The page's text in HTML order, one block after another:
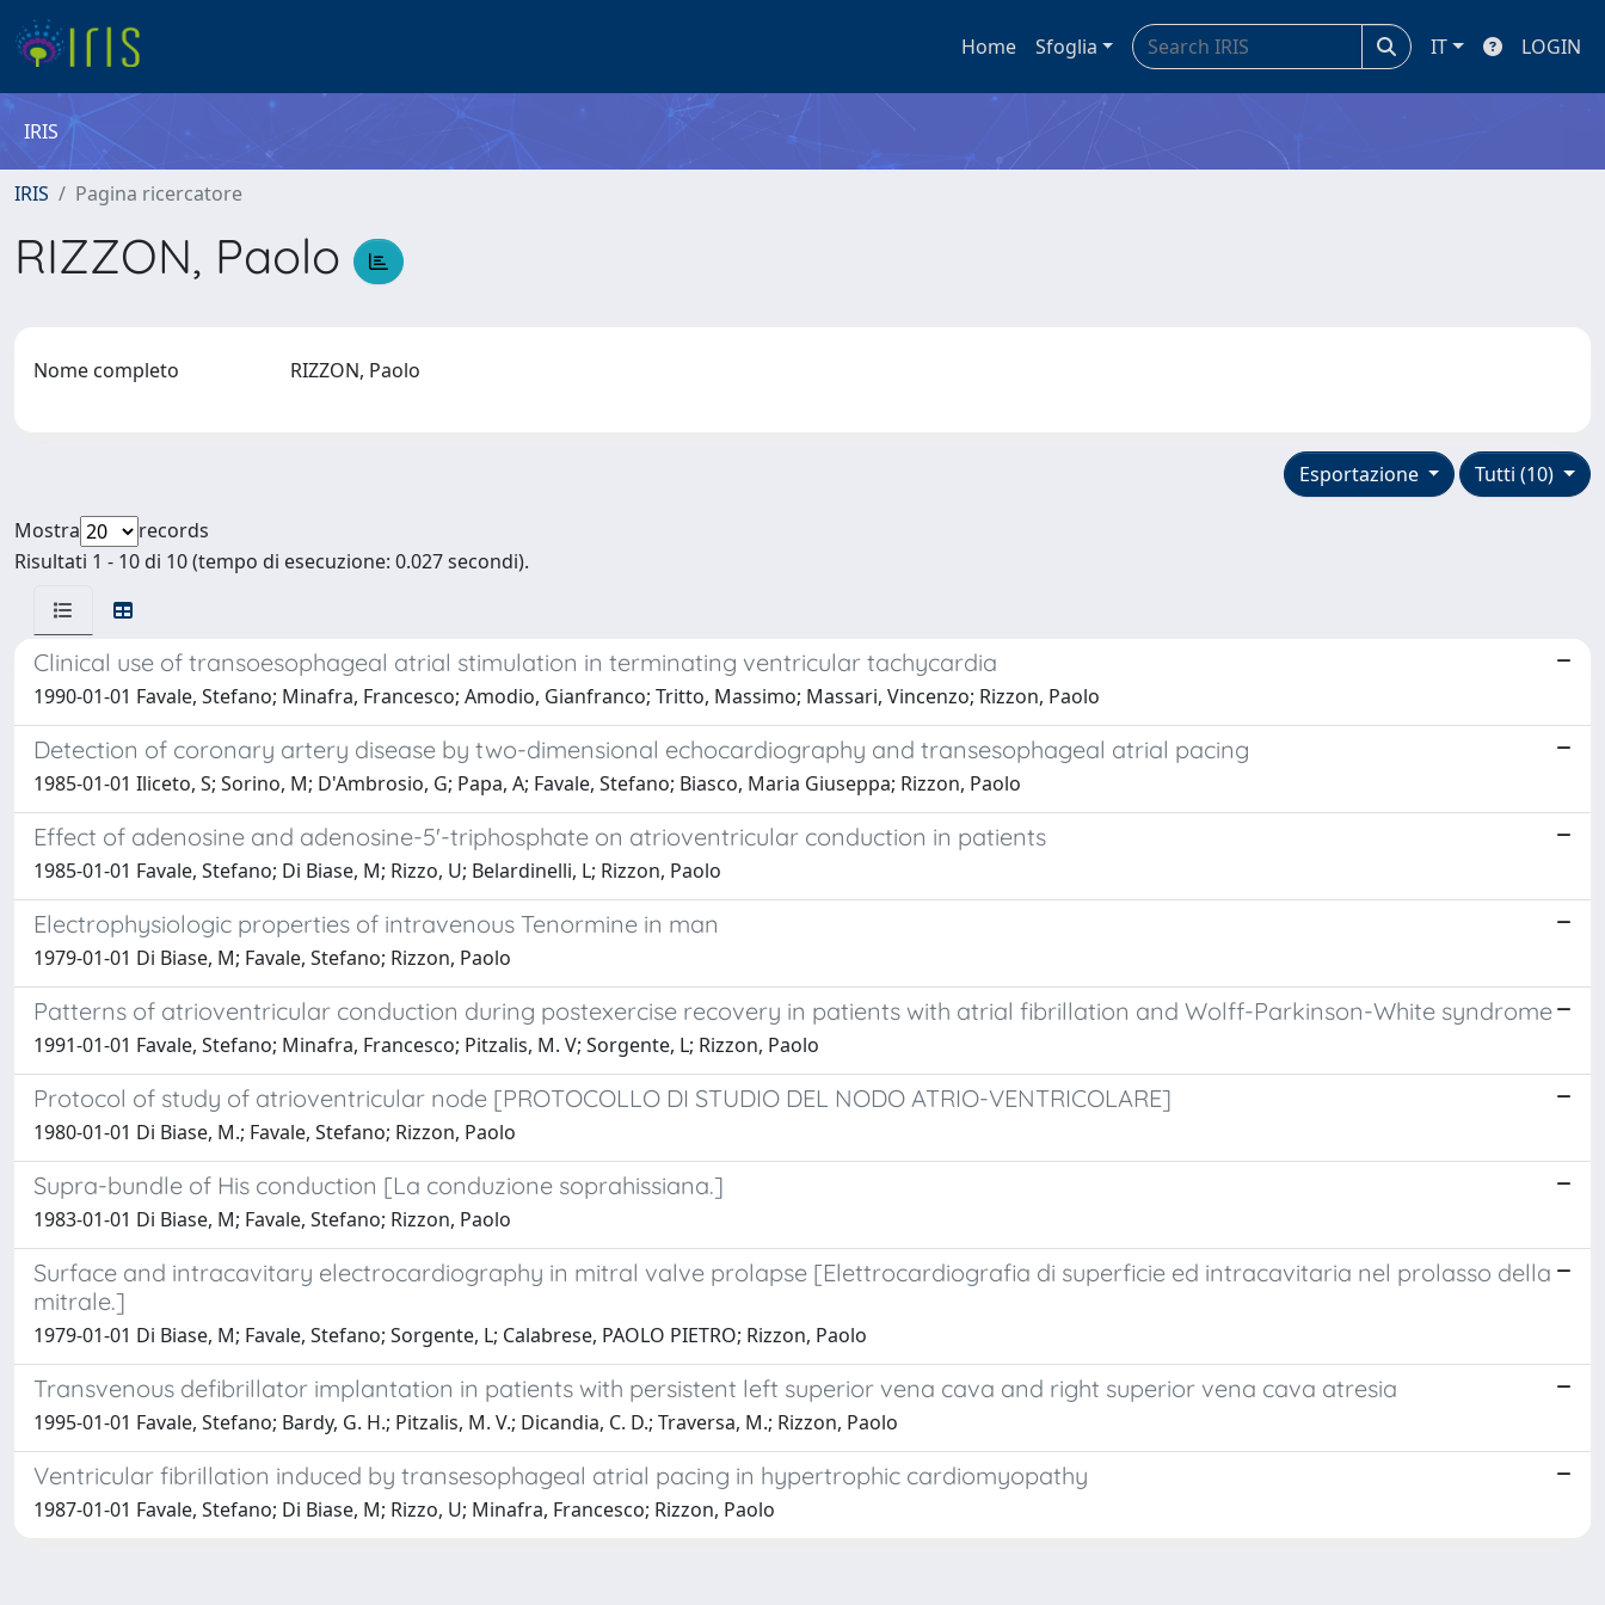
Home Sfoglia IT LOGIN
IRIS
IRIS Pagina ricercatore
RIZZON, Paolo
Nome completo RIZZON, Paolo
Tutti (10)
Esportazione
Mostra
records
Risultati 1 - 10 di 10 (tempo di esecuzione: 0.027 secondi).
Clinical use of transoesophageal atrial stimulation in terminating ventricular tachycardia
1990-01-01 Favale, Stefano; Minafra, Francesco; Amodio, Gianfranco; Tritto, Massimo; Massari, Vincenzo; Rizzon, Paolo
Detection of coronary artery disease by two-dimensional echocardiography and transesophageal atrial pacing
1985-01-01 Iliceto, S; Sorino, M; D'Ambrosio, G; Papa, A; Favale, Stefano; Biasco, Maria Giuseppa; Rizzon, Paolo
Effect of adenosine and adenosine-5'-triphosphate on atrioventricular conduction in patients
1985-01-01 Favale, Stefano; Di Biase, M; Rizzo, U; Belardinelli, L; Rizzon, Paolo
Electrophysiologic properties of intravenous Tenormine in man
1979-01-01 Di Biase, M; Favale, Stefano; Rizzon, Paolo
Patterns of atrioventricular conduction during postexercise recovery in patients with atrial fibrillation and Wolff-Parkinson-White syndrome
1991-01-01 Favale, Stefano; Minafra, Francesco; Pitzalis, M. V; Sorgente, L; Rizzon, Paolo
Protocol of study of atrioventricular node [PROTOCOLLO DI STUDIO DEL NODO ATRIO-VENTRICOLARE]
1980-01-01 Di Biase, M.; Favale, Stefano; Rizzon, Paolo
Supra-bundle of His conduction [La conduzione soprahissiana.]
1983-01-01 Di Biase, M; Favale, Stefano; Rizzon, Paolo
Surface and intracavitary electrocardiography in mitral valve prolapse [Elettrocardiografia di superficie ed intracavitaria nel prolasso della
mitrale.]
1979-01-01 Di Biase, M; Favale, Stefano; Sorgente, L; Calabrese, PAOLO PIETRO; Rizzon, Paolo
Transvenous defibrillator implantation in patients with persistent left superior vena cava and right superior vena cava atresia
1995-01-01 Favale, Stefano; Bardy, G. H.; Pitzalis, M. V.; Dicandia, C. D.; Traversa, M.; Rizzon, Paolo
Ventricular fibrillation induced by transesophageal atrial pacing in hypertrophic cardiomyopathy
1987-01-01 Favale, Stefano; Di Biase, M; Rizzo, U; Minafra, Francesco; Rizzon, Paolo